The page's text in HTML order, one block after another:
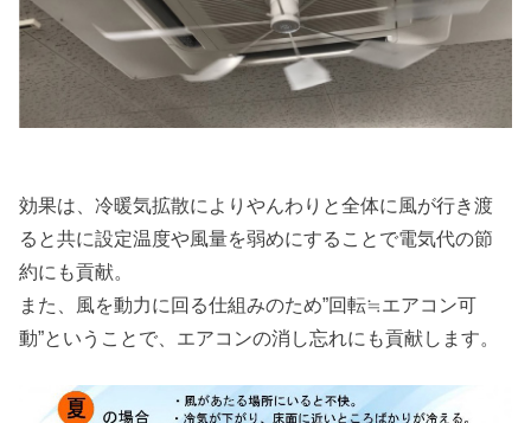
効果は、冷暖気拡散によりやんわりと全体に風が行き渡
ると共に設定温度や風量を弱めにすることで電気代の節
約にも貢献。
また、風を動力に回る仕組みのため”回転≒エアコン可
動”ということで、エアコンの消し忘れにも貢献します。